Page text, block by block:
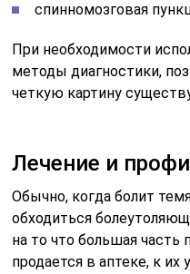
спинномозговая
При необходимости
методы диагностики,
четкую картину
Лечение и
Обычно, когда болит
обходиться
на то что большая часть
продается в аптеке, к